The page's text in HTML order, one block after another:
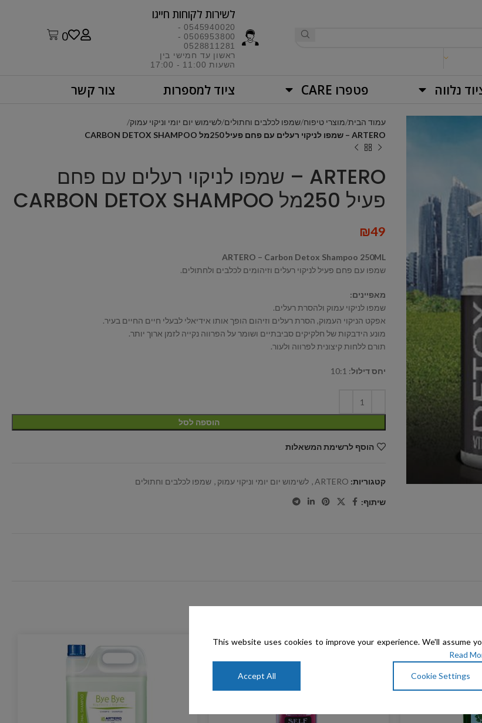
לשירות לקוחות חייגו​
0545940020 -
0506953800 -
0528811281
ראשון עד חמישי בין
השעות 11:00 - 17:00​
0
נלווה פטפרו CARE ציוד למספרות צור קשר
עמוד הבית מוצרי טיפוח שמפו לכלבים וחתולים לשימוש יום יומי וניקוי עמוק
ARTERO – שמפו לניקוי רעלים עם פחם פעיל 250מל CARBON DETOX SHAMPOO
ARTERO – שמפו לניקוי רעלים עם פחם
פעיל 250מל CARBON DETOX SHAMPOO
₪49
ARTERO – Carbon Detox Shampoo 250ML
שמפו עם פחם פעיל לניקוי רעלים וזיהומים לכלבים ולחתולים.
מאפיינים:
שמפו לניקוי עמוק ולהסרת רעלים.
אפקט הניקוי העמוק, הסרת רעלים וזיהום הופך אותו אידיאלי לבעלי חיים החיים בעיר.
מונע הידבקות של חלקיקים סביבתיים ושומר על הפרווה נקייה לזמן ארוך יותר.
תורם ללחות קיצונית לפרווה ולעור.
יחס דילול: 10:1
הוספה לסל
הוסף לרשימת המשאלות
קטגוריות: ARTERO
, לשימוש יום יומי וניקוי עמוק , שמפו לכלבים וחתולים
שיתוף:
This website uses cookies to improve your experience. We'll assume
Read
Cookie Settings
Accept All